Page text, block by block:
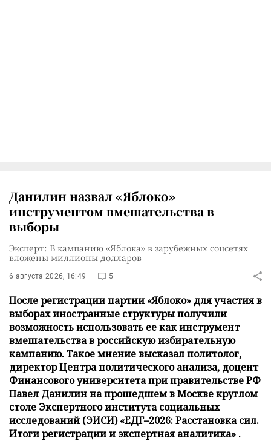
Данилин назвал «Яблоко»
инструментом вмешательства в
выборы
Эксперт: В кампанию «Яблока» в зарубежных соцсетях
вложены миллионы долларов
6 августа 2026, 16:49 5
После регистрации партии «Яблоко» для участия в
выборах иностранные структуры получили
возможность использовать ее как инструмент
вмешательства в российскую избирательную
кампанию. Такое мнение высказал политолог,
директор Центра политического анализа, доцент
Финансового университета при правительстве РФ
Павел Данилин на прошедшем в Москве круглом
столе Экспертного института социальных
исследований (ЭИСИ) «ЕДГ–2026: Расстановка сил.
Итоги регистрации и экспертная аналитика» .